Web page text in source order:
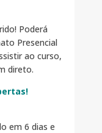
Poderá
Presencial
ao curso,
direto.
em 6 dias e